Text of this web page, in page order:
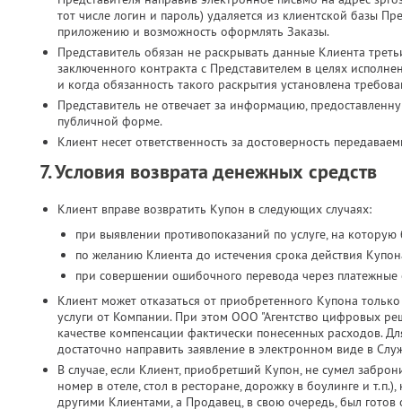
тот числе логин и пароль) удаляется из клиентской базы
приложению и возможность оформлять Заказы.
Представитель обязан не раскрывать данные Клиента
заключенного контракта с Представителем в целях
и когда обязанность такого раскрытия установлена
Представитель не отвечает за информацию,
публичной форме.
Клиент несет ответственность за достоверность
7. Условия возврата денежных средств
Клиент вправе возвратить Купон в следующих случаях:
при выявлении противопоказаний по услуге, на
по желанию Клиента до истечения срока действия
при совершении ошибочного перевода через платежные
Клиент может отказаться от приобретенного Купона
услуги от Компании. При этом ООО "Агентство цифровых
качестве компенсации фактически понесенных расходов.
достаточно направить заявление в электронном виде в
В случае, если Клиент, приобретший Купон, не сумел
номер в отеле, стол в ресторане, дорожку в боулинге и
другими Клиентами, а Продавец, в свою очередь, был готов